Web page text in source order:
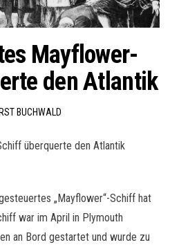
Mayflower-
den Atlantik
BUCHWALD
überquerte den Atlantik
„Mayflower“-Schiff hat
war im April in Plymouth
an Bord gestartet und wurde zu